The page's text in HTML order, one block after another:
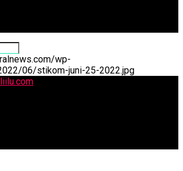
wp-
06/stikom-juni-25-2022.jpg